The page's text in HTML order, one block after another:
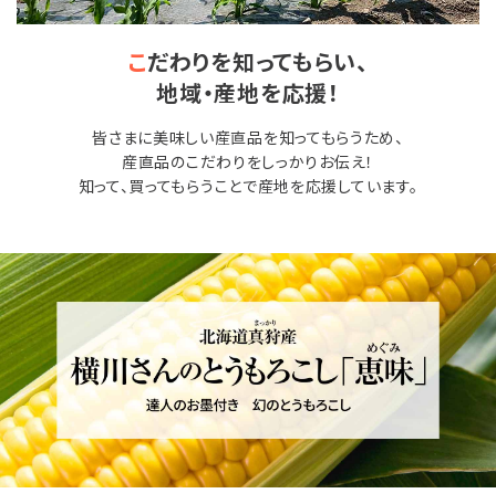
こだわりを知ってもらい、
地域・産地を応援！
皆さまに美味しい産直品を知ってもらうため、
産直品のこだわりをしっかりお伝え！
知って、買ってもらうことで産地を応援しています。